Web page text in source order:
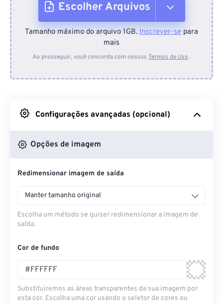
Escolher Arquivos
Do dispositivo
Do Google Drive
Do OneDrive
Da URL
Tamanho máximo do arquivo 1GB. Inscrever-se para
mais
Ao prosseguir, você concorda com nossos Termos de Uso .
Configurações avançadas (opcional)
Opções de imagem
Redimensionar imagem de saída
Manter tamanho original
Escolha um método se quiser redimensionar a imagem de
saída.
Cor de fundo
Substituiremos as áreas transparentes da sua imagem por
esta cor. Escolha uma cor usando o seletor de cores ou